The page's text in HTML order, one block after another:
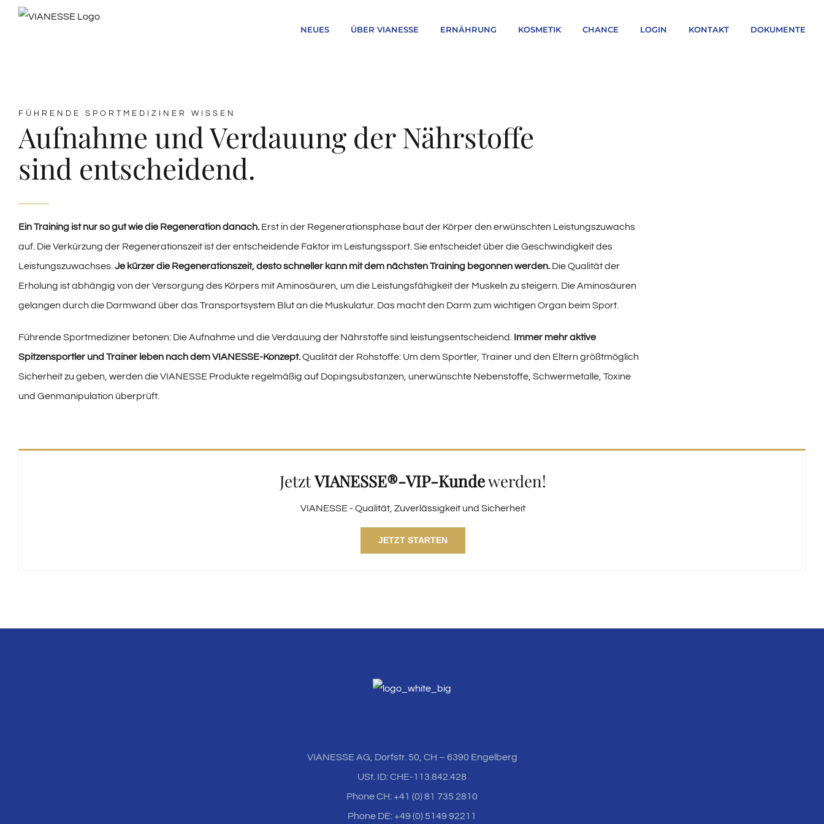
Zum
NEUES ÜBER VIANESSE ERNÄHRUNG KOSMETIK CHANCE LOGIN KONTAKT DOKUMENTE
FÜHRENDE SPORTMEDIZINER WISSEN
Aufnahme und Verdauung der Nährstoffe
sind entscheidend.
Ein Training ist nur so gut wie die Regeneration danach. Erst in der Regenerationsphase baut der Körper den erwünschten Leistungszuwachs
auf. Die Verkürzung der Regenerationszeit ist der entscheidende Faktor im Leistungssport. Sie entscheidet über die Geschwindigkeit des
Leistungszuwachses. Je kürzer die Regenerationszeit, desto schneller kann mit dem nächsten Training begonnen werden. Die Qualität der
Erholung ist abhängig von der Versorgung des Körpers mit Aminosäuren, um die Leistungsfähigkeit der Muskeln zu steigern. Die Aminosäuren
gelangen durch die Darmwand über das Transportsystem Blut an die Muskulatur. Das macht den Darm zum wichtigen Organ beim Sport.
Führende Sportmediziner betonen: Die Aufnahme und die Verdauung der Nährstoffe sind leistungsentscheidend. Immer mehr aktive
Spitzensportler und Trainer leben nach dem VIANESSE-Konzept.Qualität der Rohstoffe: Um dem Sportler, Trainer und den Eltern größtmöglich
Sicherheit zu geben, werden die VIANESSE Produkte regelmäßig auf Dopingsubstanzen, unerwünschte Nebenstoffe, Schwermetalle, Toxine
und Genmanipulation überprüft.
JetztVIANESSE®-VIP-Kundewerden!
VIANESSE - Qualität, Zuverlässigkeit und Sicherheit
JETZT STARTEN
VIANESSE AG, Dorfstr. 50, CH – 6390 Engelberg
USt. ID: CHE-113.842.428
Phone CH: +41 (0) 81 735 2810
Phone DE: +49 (0) 5149 92211